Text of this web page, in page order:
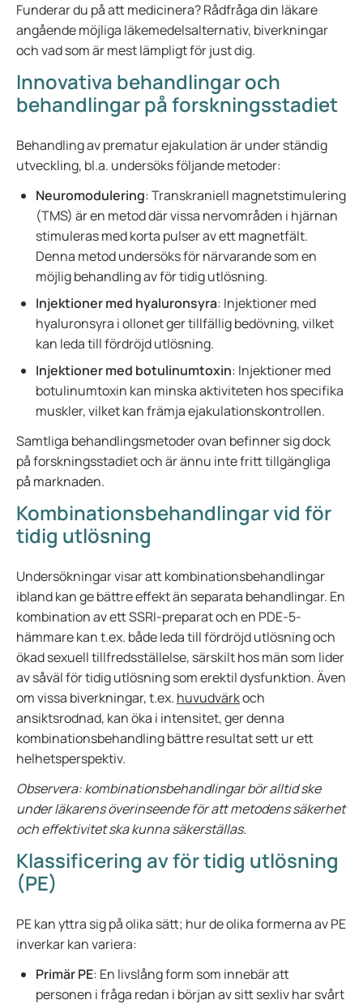
Funderar du på att medicinera? Rådfråga din läkare
angående möjliga läkemedelsalternativ, biverkningar
och vad som är mest lämpligt för just dig.
Innovativa behandlingar och
behandlingar på forskningsstadiet
Behandling av prematur ejakulation är under ständig
utveckling, bl.a. undersöks följande metoder:
Neuromodulering: Transkraniell magnetstimulering
(TMS) är en metod där vissa nervområden i hjärnan
stimuleras med korta pulser av ett magnetfält.
Denna metod undersöks för närvarande som en
möjlig behandling av för tidig utlösning.
Injektioner med hyaluronsyra: Injektioner med
hyaluronsyra i ollonet ger tillfällig bedövning, vilket
kan leda till fördröjd utlösning.
Injektioner med botulinumtoxin: Injektioner med
botulinumtoxin kan minska aktiviteten hos specifika
muskler, vilket kan främja ejakulationskontrollen.
Samtliga behandlingsmetoder ovan befinner sig dock
på forskningsstadiet och är ännu inte fritt tillgängliga
på marknaden.
Kombinationsbehandlingar vid för
tidig utlösning
Undersökningar visar att kombinationsbehandlingar
ibland kan ge bättre effekt än separata behandlingar. En
kombination av ett SSRI-preparat och en PDE-5-
hämmare kan t.ex. både leda till fördröjd utlösning och
ökad sexuell tillfredsställelse, särskilt hos män som lider
av såväl för tidig utlösning som erektil dysfunktion. Även
om vissa biverkningar, t.ex. huvudvärkoch
ansiktsrodnad, kan öka i intensitet, ger denna
kombinationsbehandling bättre resultat sett ur ett
helhetsperspektiv.
Observera: kombinationsbehandlingar bör alltid ske
under läkarens överinseende för att metodens säkerhet
och effektivitet ska kunna säkerställas.
Klassificering av för tidig utlösning
(PE)
PE kan yttra sig på olika sätt; hur de olika formerna av PE
inverkar kan variera:
Primär PE: En livslång form som innebär att
personen i fråga redan i början av sitt sexliv har svårt